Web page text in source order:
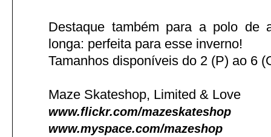
Destaque também para a polo de
longa: perfeita para esse inverno!
Tamanhos disponíveis do 2 (P) ao 6
Maze Skateshop, Limited & Love
www.flickr.com/mazeskateshop
www.myspace.com/mazeshop